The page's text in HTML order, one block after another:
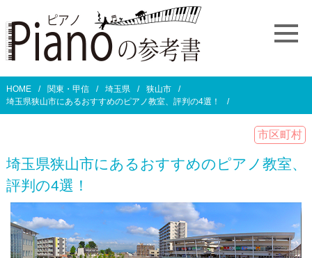
HOME 関東・甲信 埼玉県
狭山市
埼玉県狭山市にあるおすすめのピアノ教室、評判の4選！
市区町村
埼玉県狭山市にあるおすすめのピアノ教室、
評判の4選！